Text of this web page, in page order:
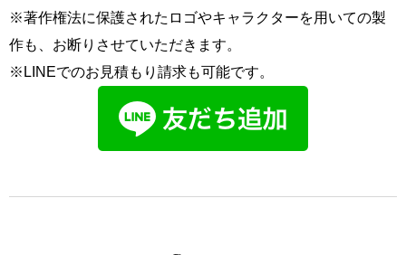
※著作権法に保護されたロゴやキャラクターを用いての製
作も、お断りさせていただきます。
※LINEでのお見積もり請求も可能です。